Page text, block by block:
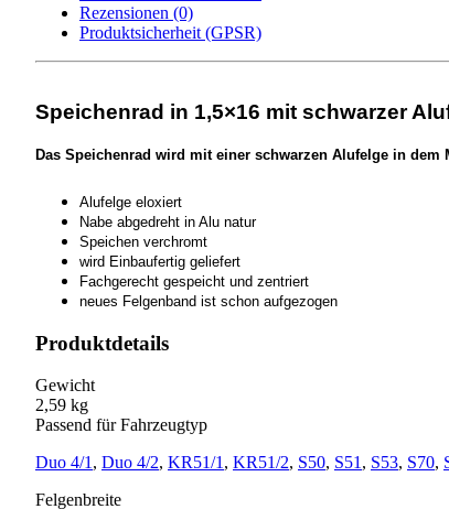
Speichen
Menge
Rezensionen (0)
Produktsicherheit (GPSR)
Speichenrad in 1,5×16 mit schwarzer
Das Speichenrad wird mit einer schwarzen Alufelge in dem
Alufelge eloxiert
Nabe abgedreht in Alu natur
Speichen verchromt
wird Einbaufertig geliefert
Fachgerecht gespeicht und zentriert
neues Felgenband ist schon aufgezogen
Produktdetails
Gewicht
2,59 kg
Passend für Fahrzeugtyp
Duo 4/1, Duo 4/2, KR51/1, KR51/2, S50, S51, S53, S70,
Felgenbreite